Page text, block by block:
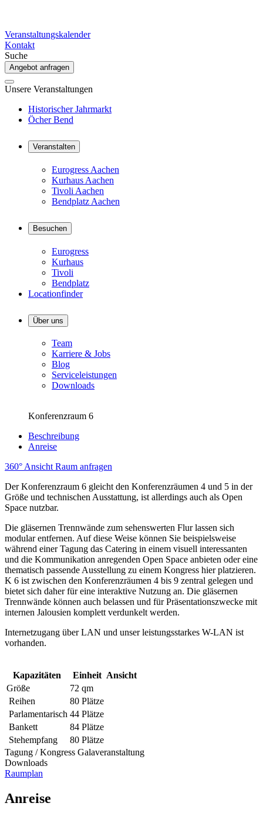
Veranstaltungskalender
Kontakt
Suche
Angebot anfragen
Unsere Veranstaltungen
Historischer Jahrmarkt
Öcher Bend
Veranstalten
Eurogress Aachen
Kurhaus Aachen
Tivoli Aachen
Bendplatz Aachen
Besuchen
Eurogress
Kurhaus
Tivoli
Bendplatz
Locationfinder
Über uns
Team
Karriere & Jobs
Blog
Serviceleistungen
Downloads
Konferenzraum 6
Beschreibung
Anreise
360° AnsichtRaum anfragen
Der Konferenzraum 6 gleicht den Konferenzräumen 4 und 5 in der
Größe und technischen Ausstattung, ist allerdings auch als Open
Space nutzbar.
Die gläsernen Trennwände zum sehenswerten Flur lassen sich
modular entfernen. Auf diese Weise können Sie beispielsweise
während einer Tagung das Catering in einem visuell interessanten
und die Kommunikation anregenden Open Space anbieten oder eine
thematisch passende Ausstellung zu einem Kongress hier platzieren.
K 6 ist zwischen den Konferenzräumen 4 bis 9 zentral gelegen und
bietet sich daher für eine interaktive Nutzung an. Die gläsernen
Trennwände können auch belassen und für Präsentationszwecke mit
internen Jalousien komplett verdunkelt werden.
Internetzugang über LAN und unser leistungsstarkes W-LAN ist
vorhanden.
Kapazitäten Einheit Ansicht
Größe
72 qm
Reihen
80 Plätze
Parlamentarisch 44 Plätze
Bankett
84 Plätze
Stehempfang
80 Plätze
Tagung / Kongress Galaveranstaltung
Downloads
Raumplan
Anreise